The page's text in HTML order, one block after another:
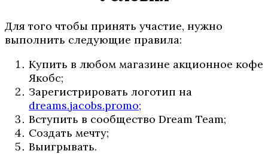
Для того чтобы принять участие, нужно
выполнить следующие правила:
Купить в любом магазине акционное кофе
Якобс;
Зарегистрировать логотип на
dreams.jacobs.promo;
Вступить в сообщество Dream Team;
Создать мечту;
Выигрывать.